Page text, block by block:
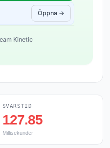
Öppna →
Kinetic
SVARSTID
127.85
Millisekunder